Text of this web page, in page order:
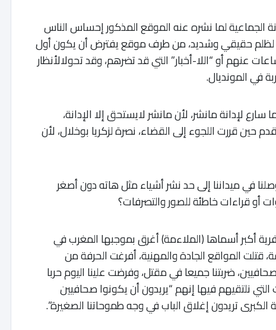
الجماعية لما نشره عنه الموقع المذكور إحساس الناس
تعرض لظلم حقيقي وشديد، من طرف موقع يفترض أن يكون أول
عنهم أو “اللا-أخبار” التي قد تضرهم، وقد تحولالأنظار
في المونديال.
لإدانة مانشر، لأن مانشر لايستحق إلا الإدانة،
حين قررت اللجوء إلى القضاء، نصرة لزكريا بوخلال، لأن
في ميداننا إلى حد نشر أشياء مثل هاته دون أصغر
أو قراءات خاطئة للصور والتصرفات؟
أكبر أسماها (الملاءمة) أغرق بموجبها المغرب في
قتلت المواقع الجادة والمهنية، أفرغت الحرفة من
ضربتنا جميعا في مقتل، وفرضت علينا اليوم حربا
نلتقيهم فيها إنهم “يريدون أن يكونوا صحافيين
الكبرى تريدون إغلاق الباب في وجه طموحاتنا الصغيرة”.